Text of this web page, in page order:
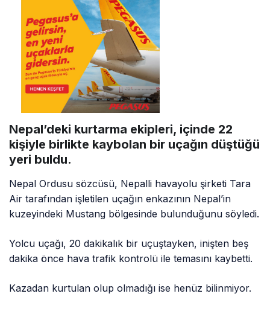
Nepal’deki kurtarma ekipleri, içinde 22
kişiyle birlikte kaybolan bir uçağın düştüğü
yeri buldu.
Nepal Ordusu sözcüsü, Nepalli havayolu şirketi Tara
Air tarafından işletilen uçağın enkazının Nepal’in
kuzeyindeki Mustang bölgesinde bulunduğunu söyledi.
Yolcu uçağı, 20 dakikalık bir uçuştayken, inişten beş
dakika önce hava trafik kontrolü ile temasını kaybetti.
Kazadan kurtulan olup olmadığı ise henüz bilinmiyor.